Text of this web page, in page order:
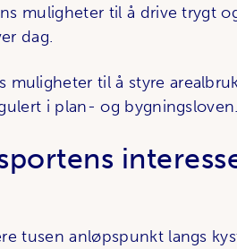
muligheter til å drive trygt
dag.
muligheter til å styre
i plan- og bygningsloven.
tusen anløpspunkt langs